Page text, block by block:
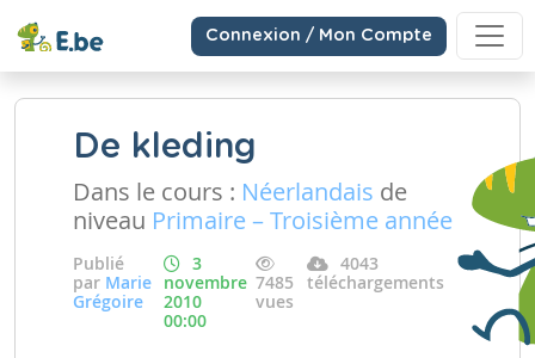
Connexion / Mon Compte
De kleding
Dans le cours : Néerlandais de
niveau Primaire – Troisième année
Publié
par Marie
Grégoire
3
novembre
2010
00:00
7485
vues
4043
téléchargements